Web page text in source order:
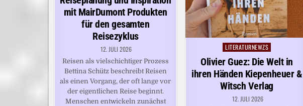
mit MairDumont Produkten
für den gesamten
Reisezyklus
12. JULI 2026
Reisen als vielschichtiger Prozess
Bettina Schütz beschreibt Reisen
als einen Vorgang, der oft lange vor
der eigentlichen Reise beginnt.
Menschen entwickeln zunächst
Posted
in
LITERATURNEWZS
Olivier Guez: Die Welt in
ihren Händen Kiepenheuer &
Witsch Verlag
12. JULI 2026